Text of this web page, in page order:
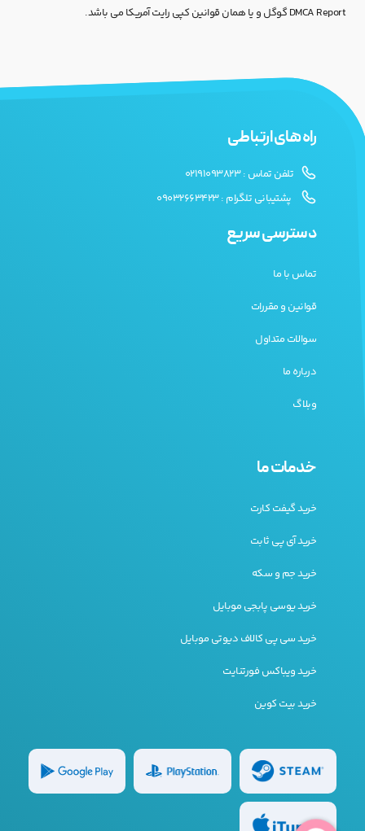
DMCA Report گوگل و یا همان قوانین کپی رایت آمریکا می باشد.
راه های ارتباطی
تلفن تماس : 02191093823
پشتیبانی تلگرام : 09032663423
دسترسی سریع
تماس با ما
قوانین و مقررات
سوالات متداول
درباره ما
وبلاگ
خدمات ما
خرید گیفت کارت
خرید آی پی ثابت
خرید جم و سکه
خرید یوسی پابجی موبایل
خرید سی پی کالاف دیوتی موبایل
خرید ویباکس فورتنایت
خرید بیت کوین